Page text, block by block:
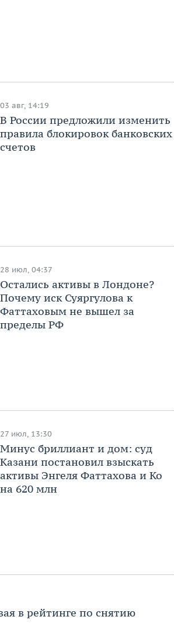
03 авг, 14:19
В России предложили изменить
правила блокировок банковских
счетов
28 июл, 04:37
Остались активы в Лондоне?
Почему иск Суяргулова к
Фаттаховым не вышел за
пределы РФ
27 июл, 13:30
Минус бриллиант и дом: суд
Казани постановил взыскать
активы Энгеля Фаттахова и Ко
на 620 млн
в рейтинге по снятию